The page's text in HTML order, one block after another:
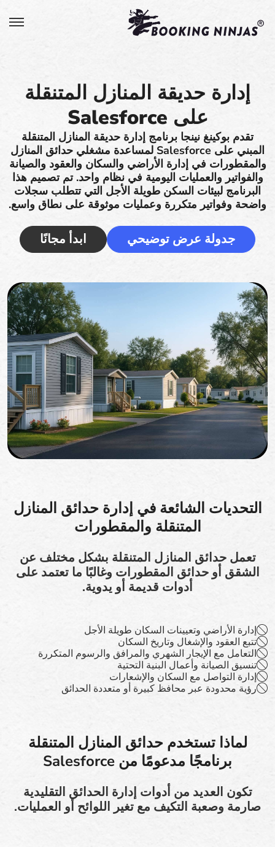
إدارة حديقة المنازل المتنقلة
على Salesforce
تقدم بوكينغ نينجا برنامج إدارة حديقة المنازل المتنقلة
المبني على Salesforce لمساعدة مشغلي حدائق المنازل
والمقطورات في إدارة الأراضي والسكان والعقود والصيانة
والفواتير والعمليات اليومية في نظام واحد. تم تصميم هذا
البرنامج لبيئات السكن طويلة الأجل التي تتطلب سجلات
واضحة وفواتير متكررة وعمليات موثوقة على نطاق واسع.
جدولة عرض توضيحي ابدأ مجانًا
التحديات الشائعة في إدارة حدائق المنازل
المتنقلة والمقطورات
تعمل حدائق المنازل المتنقلة بشكل مختلف عن
الشقق أو حدائق المقطورات وغالبًا ما تعتمد على
أدوات قديمة أو يدوية.
إدارة الأراضي وتعيينات السكان طويلة الأجل
تتبع العقود والإشغال وتاريخ السكان
التعامل مع الإيجار الشهري والمرافق والرسوم المتكررة
تنسيق الصيانة وأعمال البنية التحتية
إدارة التواصل مع السكان والإشعارات
رؤية محدودة عبر محافظ كبيرة أو متعددة الحدائق
لماذا تستخدم حدائق المنازل المتنقلة
برنامجًا مدعومًا من Salesforce
تكون العديد من أدوات إدارة الحدائق التقليدية
صارمة وصعبة التكيف مع تغير اللوائح أو العمليات.